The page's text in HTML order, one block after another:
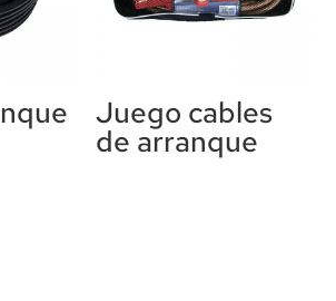
Juego cables
de arranque